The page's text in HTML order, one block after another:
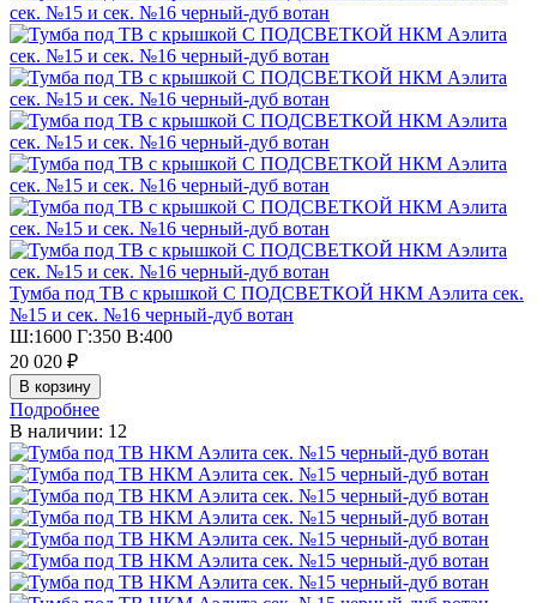
Тумба под ТВ с крышкой С ПОДСВЕТКОЙ НКМ Аэлита сек.
№15 и сек. №16 черный-дуб вотан
Ш:1600 Г:350 В:400
20 020 ₽
Подробнее
В наличии: 12